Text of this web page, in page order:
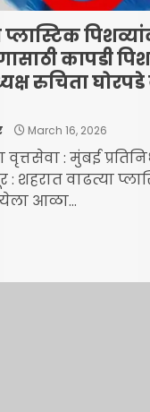
प्लास्टिक
कापडी
रुचिता
March 16, 2026
: मुंबई
: शहरात वाढत्या
आळा...